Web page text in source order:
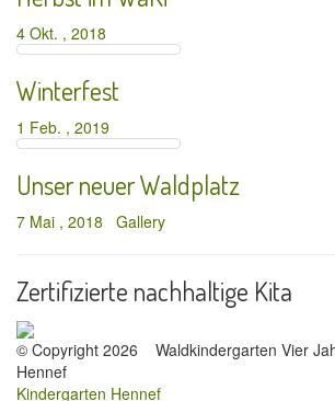
4 Okt. , 2018
Winterfest
1 Feb. , 2019
Unser neuer Waldplatz
7 Mai , 2018 Gallery
Zertifizierte nachhaltige Kita
© Copyright 2026 Waldkindergarten Vier
Hennef
Kindergarten Hennef